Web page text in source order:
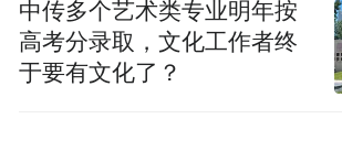
中传多个艺术类专业明年按
高考分录取，文化工作者终
于要有文化了？